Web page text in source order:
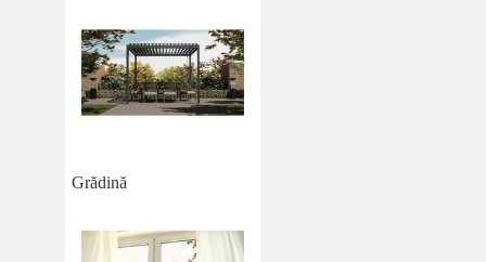
Grădină